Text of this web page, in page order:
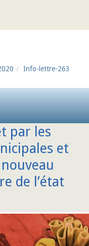
Info-lettre-263
par les
et
de l’état